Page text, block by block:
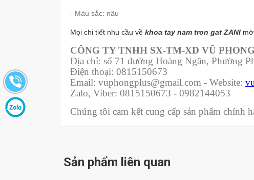
- Màu sắc: nâu
Mọi chi tiết nhu cầu về khoa tay nam tron gat ZANI
CÔNG TY TNHH SX-TM-XD VŨ
Địa chỉ: số 71 đường Hoàng Ngân, Phường
Điện thoại: 0815150673
Email: vuphongplus@gmail.com - Website:
Zalo, Viber: 0815150673 - 0982144053
Chúng tôi cam kết cung cấp sản phẩm chính
Sản phẩm liên quan